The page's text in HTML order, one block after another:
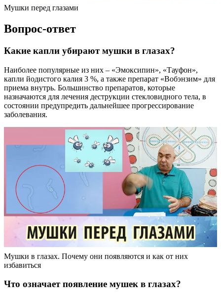
Мушки перед глазами
Вопрос-ответ
Какие капли убирают мушки в глазах?
Наиболее популярные из них – «Эмоксипин», «Тауфон»,
капли йодистого калия 3 %, а также препарат «Вобэнзим» для
приема внутрь. Большинство препаратов, которые
назначаются для лечения деструкции стекловидного тела, в
состоянии предупредить дальнейшее прогрессирование
заболевания.
Мушки в глазах. Почему они появляются и как от них
избавиться
Что означает появление мушек в глазах?